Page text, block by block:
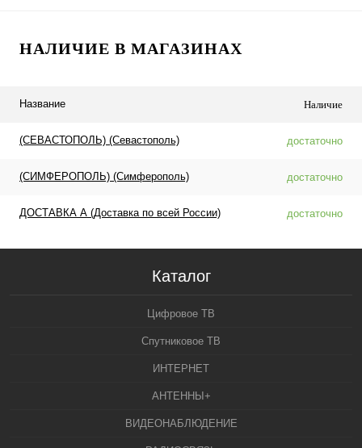
НАЛИЧИЕ В МАГАЗИНАХ
Название Наличие
(СЕВАСТОПОЛЬ) (Севастополь) достаточно
(СИМФЕРОПОЛЬ) (Симферополь) достаточно
ДОСТАВКА А (Доставка по всей России) достаточно
Каталог
Цифровое ТВ
Спутниковое ТВ
ИНТЕРНЕТ
АНТЕННЫ+
ВИДЕОНАБЛЮДЕНИЕ